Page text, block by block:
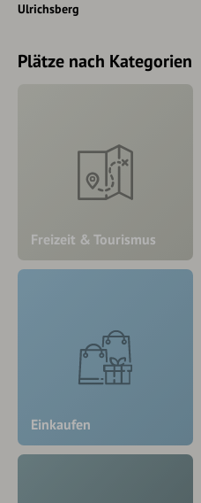
Ulrichsberg
Plätze nach Kategorien
Freizeit & Tourismus
Einkaufen